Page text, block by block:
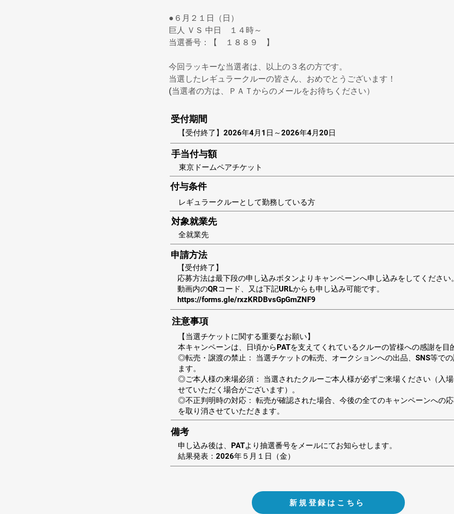
●６月２１日（日）
巨人 ＶＳ 中日　１４時～
当選番号：【　１８８９　】
今回ラッキーな当選者は、以上の３名の方です。
当選したレギュラークルーの皆さん、おめでとうございます！
(当選者の方は、ＰＡＴからのメールをお待ちください）
受付期間
【受付終了】2026年4月1日～2026年4月20日
手当付与額
東京ドームペアチケット
付与条件
レギュラークルーとして勤務している方
対象就業先
全就業先
申請方法
【受付終了】
応募方法は最下段の申し込みボタンよりキャンペーンへ申し込みをしてください
動画内のQRコード、又は下記URLからも申し込み可能です。
https://forms.gle/rxzKRDBvsGpGmZNF9
注意事項
【当選チケットに関する重要なお願い】
本キャンペーンは、日頃からPATを支えてくれているクルーの皆様への感謝を目
◎転売・譲渡の禁止： 当選チケットの転売、オークションへの出品、SNS等で
ます。
◎ご本人様の来場必須： 当選されたクルーご本人様が必ずご来場ください（入
せていただく場合がございます）。
◎不正判明時の対応： 転売が確認された場合、今後の全てのキャンペーンへの
を取り消させていただきます。
備考
申し込み後は、PATより抽選番号をメールにてお知らせします。
結果発表：2026年５月１日（金）
新規登録はこちら